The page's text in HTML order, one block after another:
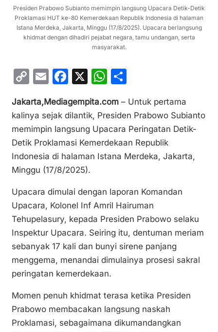
Presiden Prabowo Subianto memimpin langsung Upacara Detik-Detik
Proklamasi HUT ke-80 Kemerdekaan Republik Indonesia di halaman
Istana Merdeka, Jakarta, Minggu (17/8/2025). Upacara berlangsung
khidmat dengan dihadiri pejabat negara, tamu undangan, serta
masyarakat.
C
p
y
Li
n
k
E
ai
l
F
c
e
b
o
o
k
X
W
at
s
A
p
ar
e
Jakarta,Mediagempita.com – Untuk pertama
kalinya sejak dilantik, Presiden Prabowo Subianto
memimpin langsung Upacara Peringatan Detik-
Detik Proklamasi Kemerdekaan Republik
Indonesia di halaman Istana Merdeka, Jakarta,
Minggu (17/8/2025).
Upacara dimulai dengan laporan Komandan
Upacara, Kolonel Inf Amril Hairuman
Tehupelasury, kepada Presiden Prabowo selaku
Inspektur Upacara. Seiring itu, dentuman meriam
sebanyak 17 kali dan bunyi sirene panjang
menggema, menandai dimulainya prosesi sakral
peringatan kemerdekaan.
Momen penuh khidmat terasa ketika Presiden
Prabowo membacakan langsung naskah
Proklamasi, sebagaimana dikumandangkan